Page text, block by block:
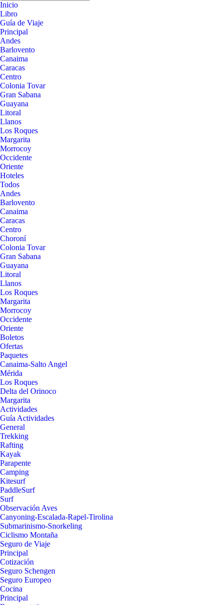
Inicio
Libro
Guía de Viaje
Principal
Andes
Barlovento
Canaima
Caracas
Centro
Colonia Tovar
Gran Sabana
Guayana
Litoral
Llanos
Los Roques
Margarita
Morrocoy
Occidente
Oriente
Hoteles
Todos
Andes
Barlovento
Canaima
Caracas
Centro
Choroní
Colonia Tovar
Gran Sabana
Guayana
Litoral
Llanos
Los Roques
Margarita
Morrocoy
Occidente
Oriente
Boletos
Ofertas
Paquetes
Canaima-Salto Angel
Mérida
Los Roques
Delta del Orinoco
Margarita
Actividades
Guía Actividades
General
Trekking
Rafting
Kayak
Parapente
Camping
Kitesurf
PaddleSurf
Surf
Observación Aves
Canyoning-Escalada-Rapel-Tirolina
Submarinismo-Snorkeling
Ciclismo Montaña
Seguro de Viaje
Principal
Cotización
Seguro Schengen
Seguro Europeo
Cocina
Principal